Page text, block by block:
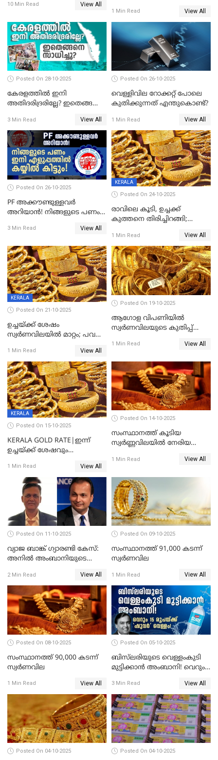
യോജനയെക്കുറിച്ച്
10 Min Read View All
1800 രൂപ
1 Min Read View All
Posted On 28-10-2025
കേരളത്തിൽ ഇനി
അതിദരിദ്രരില്ലേ? ഇതെങ്ങനെ
STATE FREE FROM EXTREME
POVERTY
3 Min Read View All
Posted On 26-10-2025
വെള്ളിവില റോക്കറ്റ് പോലെ
കുതിക്കുന്നത് എന്തുകൊണ്ട്?
1 Min Read View All
Posted On 26-10-2025
PF അക്കൗണ്ടുള്ളവർ
അറിയാൻ! നിങ്ങളുടെ പണം
കിട്ടും!
3 Min Read View All
KERALA
Posted On 24-10-2025
രാവിലെ കൂടി, ഉച്ചക്ക്
കുത്തനെ തിരിച്ചിറങ്ങി;
കുറഞ്ഞു
1 Min Read View All
KERALA
Posted On 21-10-2025
ഉച്ചയ്ക്ക് ശേഷം
സ്വർണവിലയിൽ മാറ്റം; പവന്
1 Min Read View All
Posted On 19-10-2025
ആഗോള വിപണിയിൽ
സ്വർണവിലയുടെ കുതിപ്പ്
1 Min Read View All
KERALA
Posted On 15-10-2025
KERALA GOLD RATE|ഇന്ന്
ഉച്ചയ്ക്ക് ശേഷവും
പവന് കൂടിയത് 400 രൂപ
1 Min Read View All
Posted On 14-10-2025
സംസ്ഥാനത്ത് കൂടിയ
സ്വർണ്ണവിലയിൽ നേരിയ
1 Min Read View All
Posted On 11-10-2025
വ്യാജ ബാങ്ക് ഗ്യാരണ്ടി കേസ്:
അനിൽ അംബാനിയുടെ
അറസ്റ്റിൽ; ഇഡി അന്വേഷണം
വ്യാപിപ്പിക്കുന്നു
2 Min Read View All
Posted On 09-10-2025
സംസ്ഥാനത്ത് 91,000 കടന്ന്
സ്വര്‍ണവില
1 Min Read View All
Posted On 08-10-2025
സംസ്ഥാനത്ത് 90,000 കടന്ന്
സ്വര്‍ണവില
1 Min Read View All
Posted On 05-10-2025
ബിസ്‌ലരിയുടെ വെള്ളംകുടി
മുട്ടിക്കാൻ അംബാനി! വെറും
3 Min Read View All
Posted On 04-10-2025 Posted On 04-10-2025